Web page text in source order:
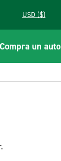
USD ($)
Compra un auto